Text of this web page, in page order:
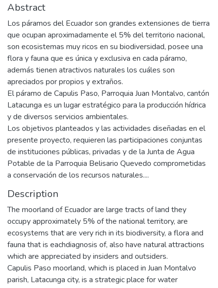
Abstract
Los páramos del Ecuador son grandes extensiones de tierra
que ocupan aproximadamente el 5% del territorio nacional,
son ecosistemas muy ricos en su biodiversidad, posee una
flora y fauna que es única y exclusiva en cada páramo,
además tienen atractivos naturales los cuáles son
apreciados por propios y extraños.
El páramo de Capulis Paso, Parroquia Juan Montalvo, cantón
Latacunga es un lugar estratégico para la producción hídrica
y de diversos servicios ambientales.
Los objetivos planteados y las actividades diseñadas en el
presente proyecto, requieren las participaciones conjuntas
de instituciones públicas, privadas y de la Junta de Agua
Potable de la Parroquia Belisario Quevedo comprometidas
a conservación de los recursos naturales....
Description
The moorland of Ecuador are large tracts of land they
occupy approximately 5% of the national territory, are
ecosystems that are very rich in its biodiversity, a flora and
fauna that is eachdiagnosis of, also have natural attractions
which are appreciated by insiders and outsiders.
Capulis Paso moorland, which is placed in Juan Montalvo
parish, Latacunga city, is a strategic place for water